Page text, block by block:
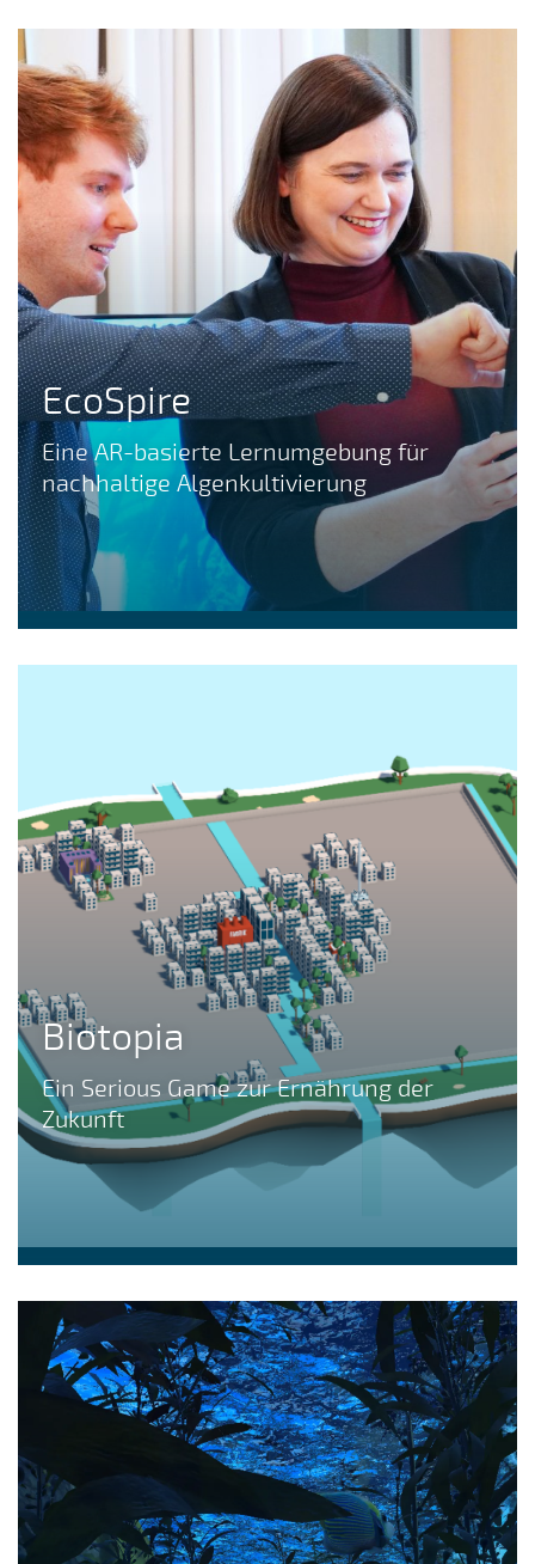
EcoSpire
Eine AR-basierte Lernumgebung für
nachhaltige Algenkultivierung
Biotopia
Ein Serious Game zur Ernährung der
Zukunft